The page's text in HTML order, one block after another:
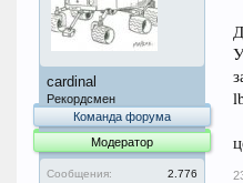
cardinal
Рекордсмен
Команда форума
Модератор
Сообщения:
2.776